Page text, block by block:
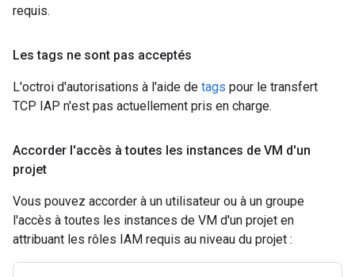
requis.
Les tags ne sont pas acceptés
L'octroi d'autorisations à l'aide de tags pour le transfert
TCP IAP n'est pas actuellement pris en charge.
Accorder l'accès à toutes les instances de VM d'un
projet
Vous pouvez accorder à un utilisateur ou à un groupe
l'accès à toutes les instances de VM d'un projet en
attribuant les rôles IAM requis au niveau du projet :